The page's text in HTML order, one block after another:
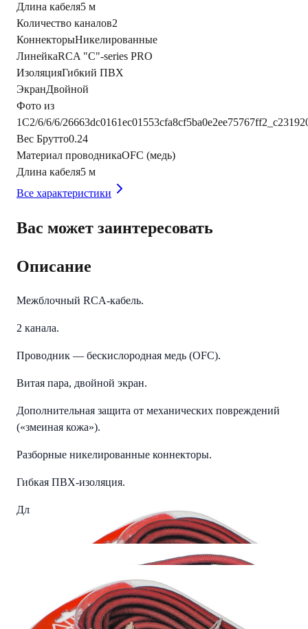
Длина кабеля5 м
Количество каналов2
КоннекторыНикелированные
ЛинейкаRCA "C"-series PRO
ИзоляцияГибкий ПВХ
ЭкранДвойной
Фото из
1С2/6/6/6/
Вес Брутто0.24
Материал проводникаOFC (медь)
Длина кабеля5 м
Все характеристики
Вас может заинтересовать
Описание
Межблочный RCA-кабель.
2 канала.
Проводник — бескислородная медь (OFC).
Витая пара, двойной экран.
Дополнительная защита от механических повреждений
(«змеиная кожа»).
Разборные никелированные коннекторы.
Гибкая ПВХ-изоляция.
Длина — 5 метров.
Детали